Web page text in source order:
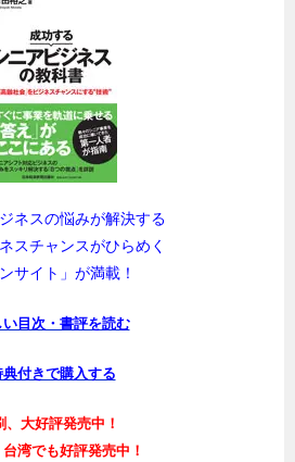
ネスの悩みが解決する
スチャンスがひらめく
ンサイト」が満載！
い目次・書評を読む
典付きで購入する
、大好評発売中！
湾でも好評発売中！